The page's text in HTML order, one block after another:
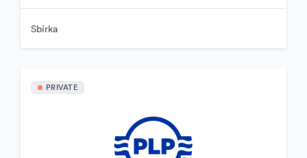
Sbírka
PRIVATE